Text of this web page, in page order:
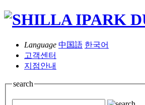
Language 中国語 한국어
고객센터
지점안내
search